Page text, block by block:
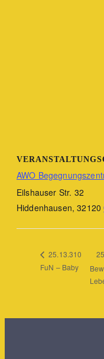
AWO
Eilshauser Str. 32
Hiddenhausen, 32120
25.13.310
FuN – Baby